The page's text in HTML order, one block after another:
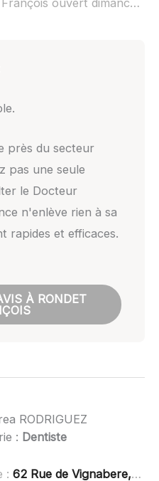
Rondet François ouvert dimanche :
près du secteur
pas une seule
le Docteur
n'enlève rien à sa
rapides et efficaces.
À RONDET
RODRIGUEZ
: Dentiste
: 62 Rue de Vignabere, 31210 Gourdan-Polignan